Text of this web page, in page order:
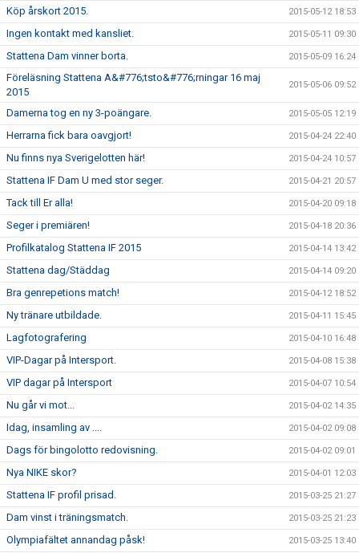
Köp årskort 2015. 2015-05-12 18:53
Ingen kontakt med kansliet. 2015-05-11 09:30
Stattena Dam vinner borta. 2015-05-09 16:24
Föreläsning Stattena A&#776;tsto&#776;rningar 16 maj
2015
2015-05-06 09:52
Damerna tog en ny 3-poängare. 2015-05-05 12:19
Herrarna fick bara oavgjort! 2015-04-24 22:40
Nu finns nya Sverigelotten här! 2015-04-24 10:57
Stattena IF Dam U med stor seger. 2015-04-21 20:57
Tack till Er alla! 2015-04-20 09:18
Seger i premiären! 2015-04-18 20:36
Profilkatalog Stattena IF 2015 2015-04-14 13:42
Stattena dag/Städdag 2015-04-14 09:20
Bra genrepetions match! 2015-04-12 18:52
Ny tränare utbildade. 2015-04-11 15:45
Lagfotografering 2015-04-10 16:48
VIP-Dagar på Intersport. 2015-04-08 15:38
VIP dagar på Intersport 2015-04-07 10:54
Nu går vi mot... 2015-04-02 14:35
Idag, insamling av .... 2015-04-02 09:08
Dags för bingolotto redovisning. 2015-04-02 09:01
Nya NIKE skor? 2015-04-01 12:03
Stattena IF profil prisad. 2015-03-25 21:27
Dam vinst i träningsmatch. 2015-03-25 21:23
Olympiafältet annandag påsk! 2015-03-25 13:40